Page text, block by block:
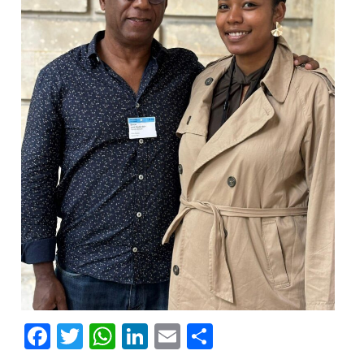
Facebook
Twitter
WhatsApp
LinkedIn
Email